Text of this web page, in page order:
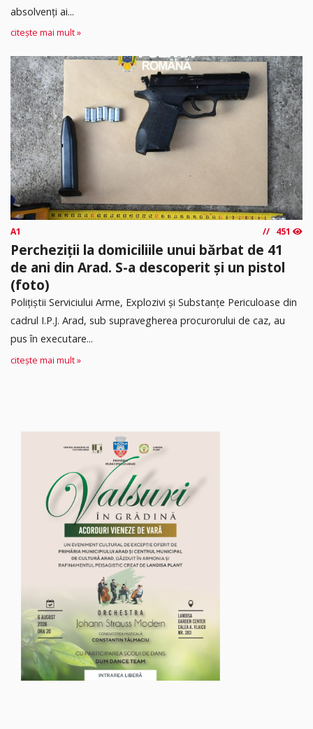
absolvenţi ai...
citește mai mult »
A1 451
Percheziții la domiciliile unui bărbat de 41
de ani din Arad. S-a descoperit și un pistol
(foto)
Polițiștii Serviciului Arme, Explozivi și Substanțe Periculoase din
cadrul I.P.J. Arad, sub supravegherea procurorului de caz, au
pus în executare...
citește mai mult »